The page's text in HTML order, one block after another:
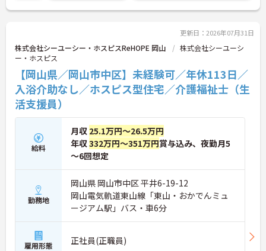
染める温かい社風です。
の補助など、大手グループならではの手厚い福利厚
支援専門員へのステップアップを目指せる資格取得
支援制度も整っています。育児・介護向けの時短勤
務制度や75歳までの再雇用制度も完備されており、
ライフステージの変化に合わせた無理のない働き方
で、長期的に専門性を磨いていける環境です。
★おすすめPOINT★
【直行訪問とフレックス制を活用し、効率的で柔軟
な働き方が実現できます】
・出退勤時間を自由に調整できるコアタイム無しの
フレックスタイム制を採用しており、ご自身のペー
スで訪問予定を組むことが可能です
・ご自宅からの直行訪問を交えて日々の移動負担を
軽減できることで、体力的なゆとりを持ちながら業
務に取り組めます
【充実した支援制度を活用して、上位資格へのステ
ップアップが期待できます】
・働きながら主任介護支援専門員を目指せる資格取
得支援制度があり、着実にケアマネジャーとしての
専門性を高めていける体制があります
更新日：2026年07月31日
株式会社シーユーシー・ホスピスReHOPE 岡山
株式会社シーユーシ
ー・ホスピス
【岡山県／岡山市中区】未経験可／年休113日／
入浴介助なし／ホスピス型住宅／介護福祉士（生
活支援員）
給料
月収 25.1万円～26.5万円
年収332万円～351万円賞与込み、夜勤月5
～6回想定
勤務地
岡山県 岡山市中区 平井6-19-12
岡山電気軌道東山線「東山・おかでんミュ
ージアム駅」バス・車6分
雇用形態 正社員(正職員)